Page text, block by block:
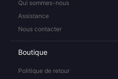
Qui sommes-nous
Assistance
Nous contacter
Boutique
Politique de retour